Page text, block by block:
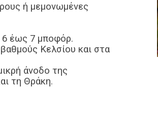
ή μεμονωμένες
6 έως 7 μποφόρ.
Κελσίου και στα
άνοδο της
τη Θράκη.